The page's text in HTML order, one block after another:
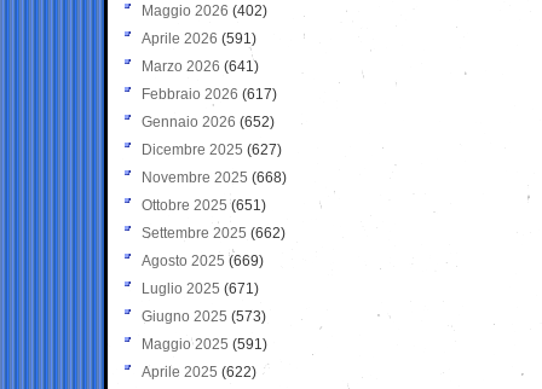
Maggio 2026 (402)
Aprile 2026 (591)
Marzo 2026 (641)
Febbraio 2026 (617)
Gennaio 2026 (652)
Dicembre 2025 (627)
Novembre 2025 (668)
Ottobre 2025 (651)
Settembre 2025 (662)
Agosto 2025 (669)
Luglio 2025 (671)
Giugno 2025 (573)
Maggio 2025 (591)
Aprile 2025 (622)